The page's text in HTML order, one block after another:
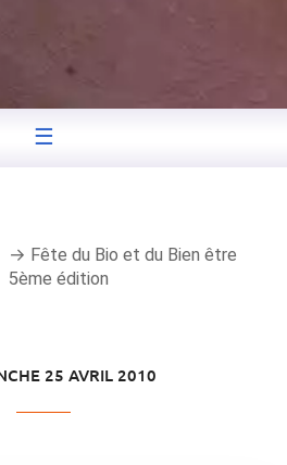
☰
→ Fête du Bio et du Bien être
5ème édition
25 AVRIL 2010